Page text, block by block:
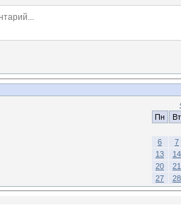
Пн
Вт
6
7
13
14
20
21
27
28